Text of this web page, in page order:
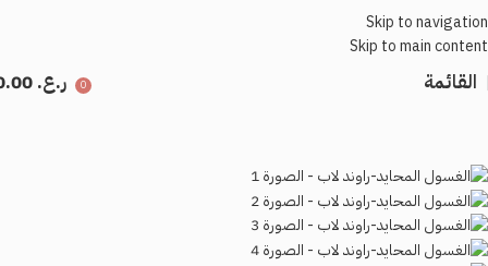
Skip to navigation
Skip to main content
القائمة 0 ر.ع.